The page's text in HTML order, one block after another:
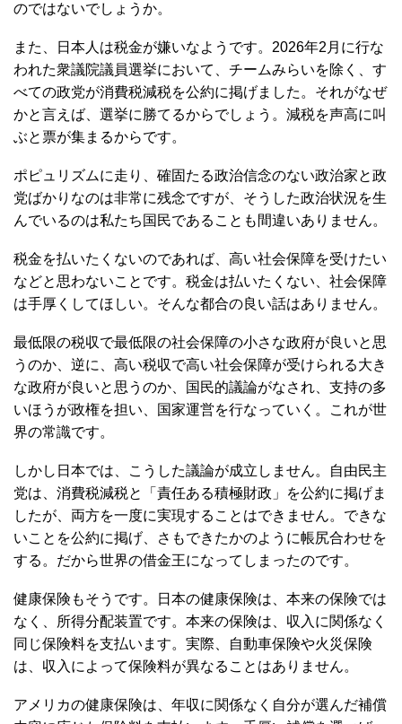
のではないでしょうか。
また、日本人は税金が嫌いなようです。2026年2月に行な
われた衆議院議員選挙において、チームみらいを除く、す
べての政党が消費税減税を公約に掲げました。それがなぜ
かと言えば、選挙に勝てるからでしょう。減税を声高に叫
ぶと票が集まるからです。
ポピュリズムに走り、確固たる政治信念のない政治家と政
党ばかりなのは非常に残念ですが、そうした政治状況を生
んでいるのは私たち国民であることも間違いありません。
税金を払いたくないのであれば、高い社会保障を受けたい
などと思わないことです。税金は払いたくない、社会保障
は手厚くしてほしい。そんな都合の良い話はありません。
最低限の税収で最低限の社会保障の小さな政府が良いと思
うのか、逆に、高い税収で高い社会保障が受けられる大き
な政府が良いと思うのか、国民的議論がなされ、支持の多
いほうが政権を担い、国家運営を行なっていく。これが世
界の常識です。
しかし日本では、こうした議論が成立しません。自由民主
党は、消費税減税と「責任ある積極財政」を公約に掲げま
したが、両方を一度に実現することはできません。できな
いことを公約に掲げ、さもできたかのように帳尻合わせを
する。だから世界の借金王になってしまったのです。
健康保険もそうです。日本の健康保険は、本来の保険では
なく、所得分配装置です。本来の保険は、収入に関係なく
同じ保険料を支払います。実際、自動車保険や火災保険
は、収入によって保険料が異なることはありません。
アメリカの健康保険は、年収に関係なく自分が選んだ補償